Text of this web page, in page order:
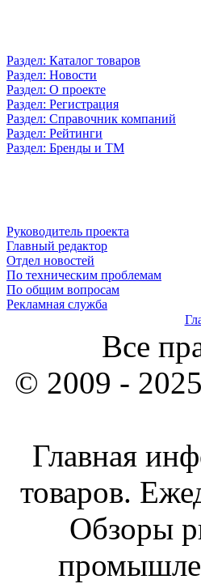
Раздел: Каталог товаров
Раздел: Новости
Раздел: О проекте
Раздел: Регистрация
Раздел: Справочник компаний
Раздел: Рейтинги
Раздел: Бренды и ТМ
Руководитель проекта
Главный редактор
Отдел новостей
По техническим проблемам
По общим вопросам
Рекламная служба
Все
© 2009 -
Главная
товаров.
Обзоры